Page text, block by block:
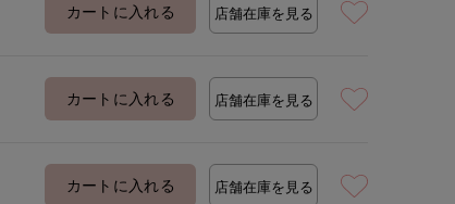
カートに入れる 店舗在庫を見る
カートに入れる 店舗在庫を見る
カートに入れる 店舗在庫を見る